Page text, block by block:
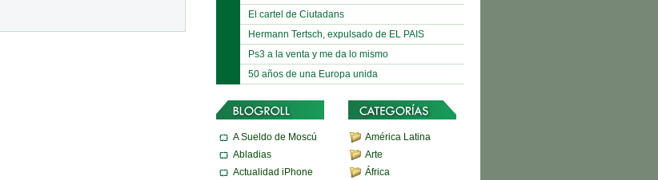
El cartel de Ciutadans
Hermann Tertsch, expulsado de EL PAIS
Ps3 a la venta y me da lo mismo
50 años de una Europa unida
A Sueldo de Moscú
Abladias
Actualidad iPhone
América Latina
Arte
África